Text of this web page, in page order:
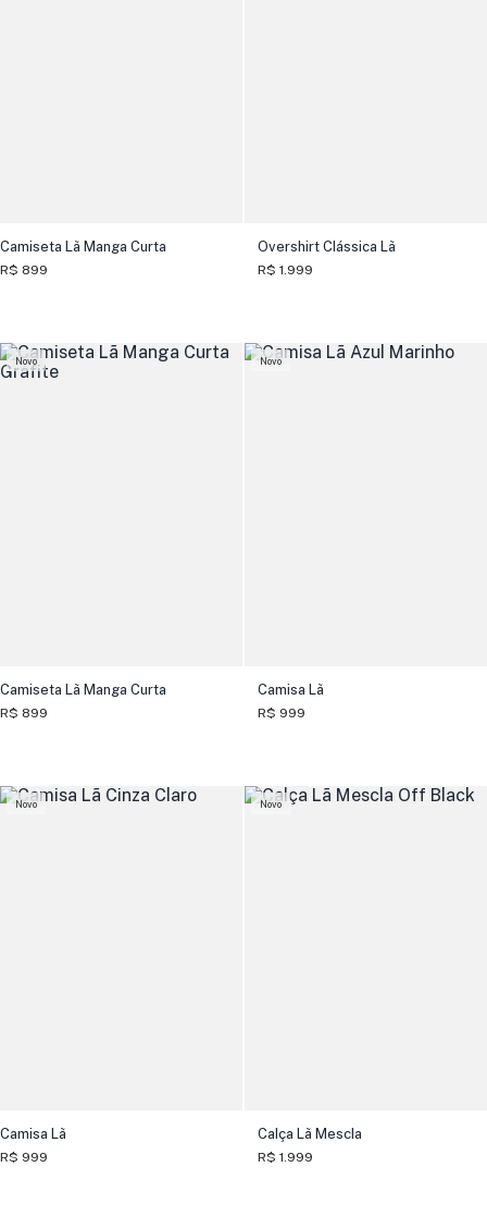
Camiseta Lã Manga Curta
R$ 899
Overshirt Clássica Lã
R$ 1.999
Novo
Camiseta Lã Manga Curta
R$ 899
Novo
Camisa Lã
R$ 999
Novo
Camisa Lã
R$ 999
Novo
Calça Lã Mescla
R$ 1.999